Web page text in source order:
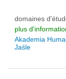
domaines
plus
Akademia
Jaśle